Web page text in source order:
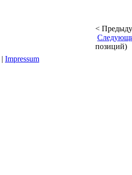
<
позиций)
| Impressum